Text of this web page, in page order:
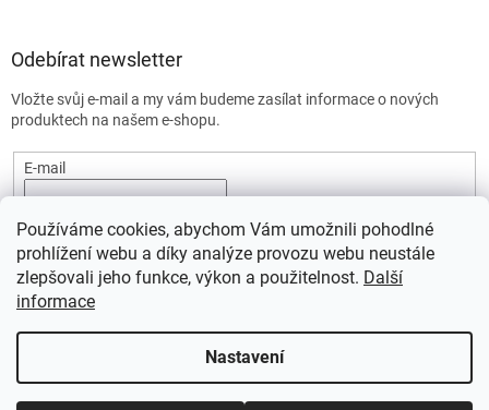
Používáme cookies, abychom Vám umožnili pohodlné
prohlížení webu a díky analýze provozu webu neustále
zlepšovali jeho funkce, výkon a použitelnost. Další
informace
Nastavení
Odebírat newsletter
Vložte svůj e-mail a my vám budeme zasílat informace o nových
produktech na našem e-shopu.
E-mail
údajů.
PŘIHLÁSIT SE
Vytvořil Shoptet